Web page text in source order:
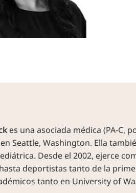
es una asociada médica (PA-C,
Seattle, Washington. Ella
Desde el 2002, ejerce
deportistas tanto de la
tanto en University of